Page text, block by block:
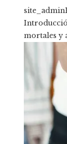
site_admin
mortales y